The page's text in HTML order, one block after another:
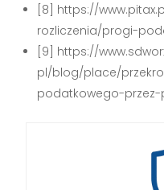
[8] https://
rozliczenia/progi-
[9] https://
pl/blog/place/
podatkowego-przez-